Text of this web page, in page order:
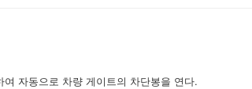
자동으로 차량 게이트의 차단봉을 연다.